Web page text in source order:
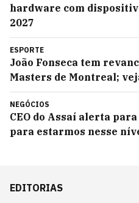
hardware com
2027
ESPORTE
João Fonseca tem
Masters de Montreal;
NEGÓCIOS
CEO do Assaí alerta
para estarmos nesse
EDITORIAS